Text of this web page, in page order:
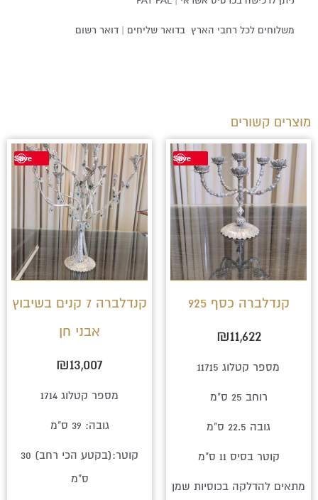
משלוחים לכל רחבי הארץ בדואר שליחים | דואר רשום
מוצרים קשורים
Save
קנדלברה כסף 925
₪11,622
מספר קטלוג 11715
רוחב 25 ס"מ
גובה 22.5 ס"מ
קוטר בסיס 11 ס"מ
מתאים להדלקה בכוסיות שמן
Save
קנדלברה 7 קנים בשיבוץ
אבני חן
₪13,007
מספר קטלוג 1714
גובה: 39 ס"מ
קוטר:(בקטע הכי רחב) 30
ס"מ